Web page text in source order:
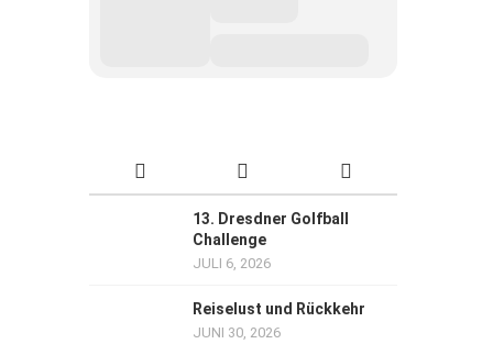
13. Dresdner Golfball
Challenge
JULI 6, 2026
Reiselust und Rückkehr
JUNI 30, 2026